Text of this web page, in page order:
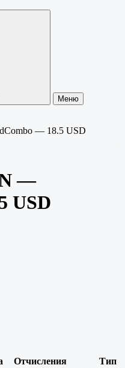
Меню
— 18.5 USD
—
USD
Отчисления
Тип